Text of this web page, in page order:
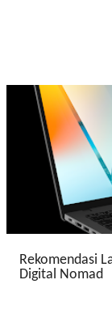
Rekomendasi
Digital Nomad